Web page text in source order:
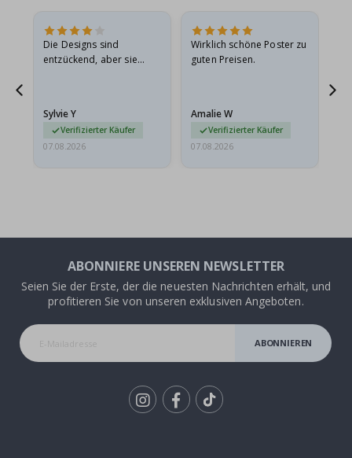
Die Designs sind
entzückend, aber sie
sie…
Sylvie Y
Verifizierter Käufer
07.08.2026
Wirklich schöne Poster zu
guten Preisen.
Amalie W
Verifizierter Käufer
07.08.2026
ABONNIERE UNSEREN NEWSLETTER
Seien Sie der Erste, der die neuesten Nachrichten erhält, und
profitieren Sie von unseren exklusiven Angeboten.
ABONNIEREN